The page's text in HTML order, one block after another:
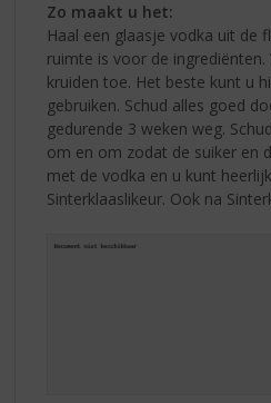
Zo maakt u het:
Haal een glaasje vodka uit de
ruimte is voor de ingrediënten.
kruiden toe. Het beste kunt u
gebruiken. Schud alles goed
gedurende 3 weken weg.
om en om zodat de suiker en
met de vodka en u kunt
Sinterklaaslikeur. Ook na